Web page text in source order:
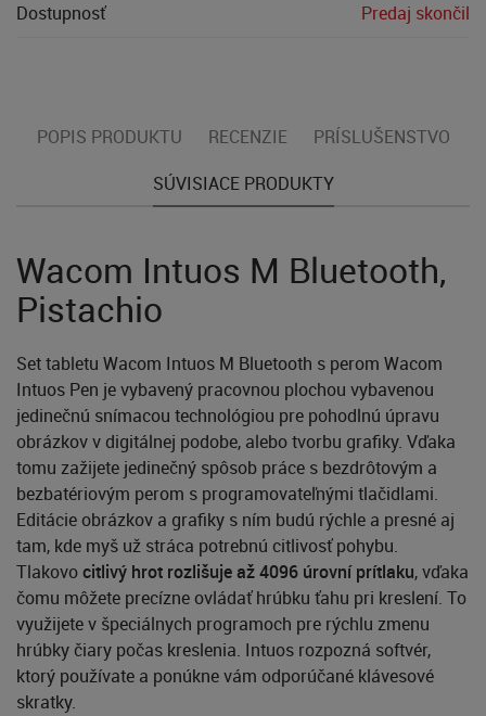
Dostupnosť Predaj skončil
POPIS PRODUKTU RECENZIE
PRÍSLUŠENSTVO
SÚVISIACE PRODUKTY
Wacom Intuos M Bluetooth,
Pistachio
Set tabletu Wacom Intuos M Bluetooth s perom Wacom
Intuos Pen je vybavený pracovnou plochou vybavenou
jedinečnú snímacou technológiou pre pohodlnú úpravu
obrázkov v digitálnej podobe, alebo tvorbu grafiky. Vďaka
tomu zažijete jedinečný spôsob práce s bezdrôtovým a
bezbatériovým perom s programovateľnými tlačidlami.
Editácie obrázkov a grafiky s ním budú rýchle a presné aj
tam, kde myš už stráca potrebnú citlivosť pohybu.
Tlakovocitlivý hrot rozlišuje až 4096 úrovní prítlaku, vďaka
čomu môžete precízne ovládať hrúbku ťahu pri kreslení. To
využijete v špeciálnych programoch pre rýchlu zmenu
hrúbky čiary počas kreslenia. Intuos rozpozná softvér,
ktorý používate a ponúkne vám odporúčané klávesové
skratky.